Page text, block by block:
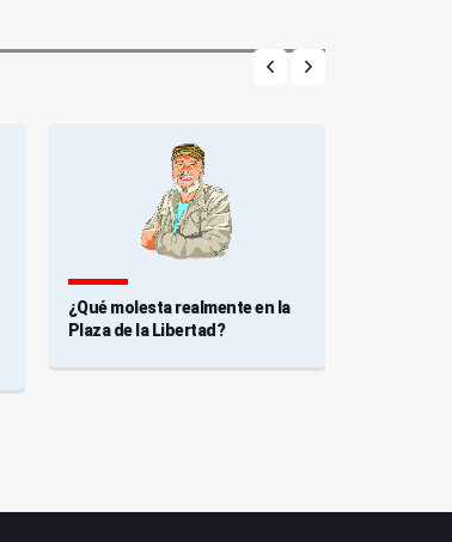
¿Qué molesta realmente en la
Plaza de la Libertad?